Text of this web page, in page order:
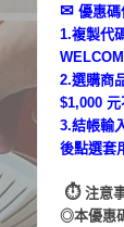
✉︎ 優惠
1.複製代
2.選購商
$1,000 元
3.結帳輸
後點選套
⏱︎ 注意
◎本優惠